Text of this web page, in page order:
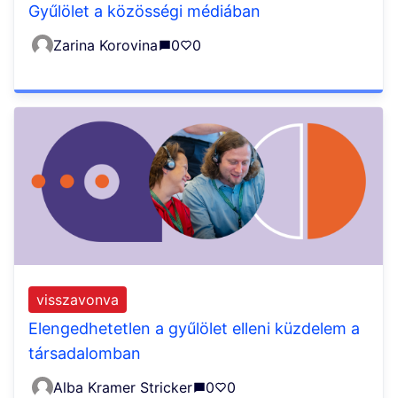
Gyűlölet a közösségi médiában
Zarina Korovina 0 0
Elengedhetetlen a gyűlölet elleni küzdelem a
társadalomban
visszavonva
Alba Kramer Stricker 0 0